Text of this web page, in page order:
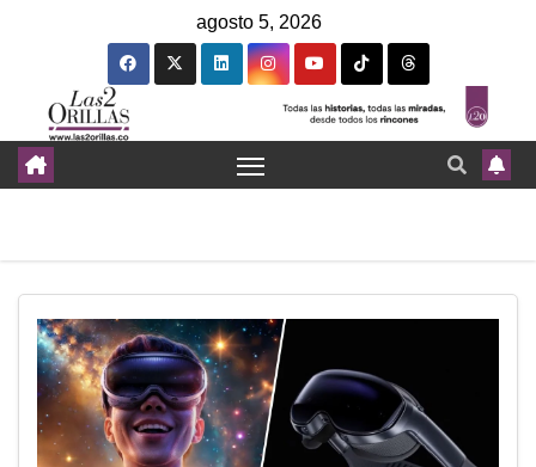
agosto 5, 2026